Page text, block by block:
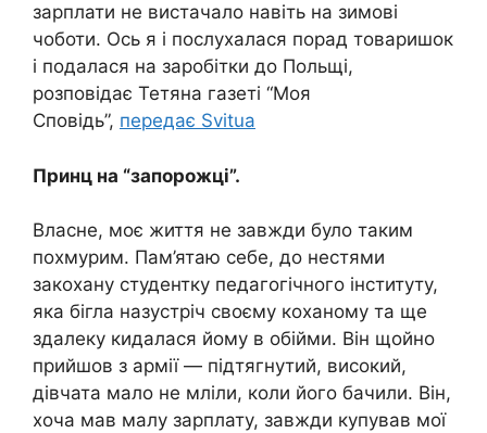
зарплати не вистачало навіть на зимові
чоботи. Ось я і послухалася порад товаришок
і подалася на заробітки до Польщі,
розповідає Тетяна газеті “Моя
Сповідь”, передає Svitua
Принц на “запорожці”.
Власне, моє життя не завжди було таким
похмурим. Пам’ятаю себе, до нестями
закохану студентку педагогічного інституту,
яка бігла назустріч своєму коханому та ще
здалеку кидалася йому в oбiйми. Він щойно
прийшов з аpмії — підтягнутий, високий,
дівчата мало не мліли, коли його бачили. Він,
хоча мав малу зарплату, завжди купував мої